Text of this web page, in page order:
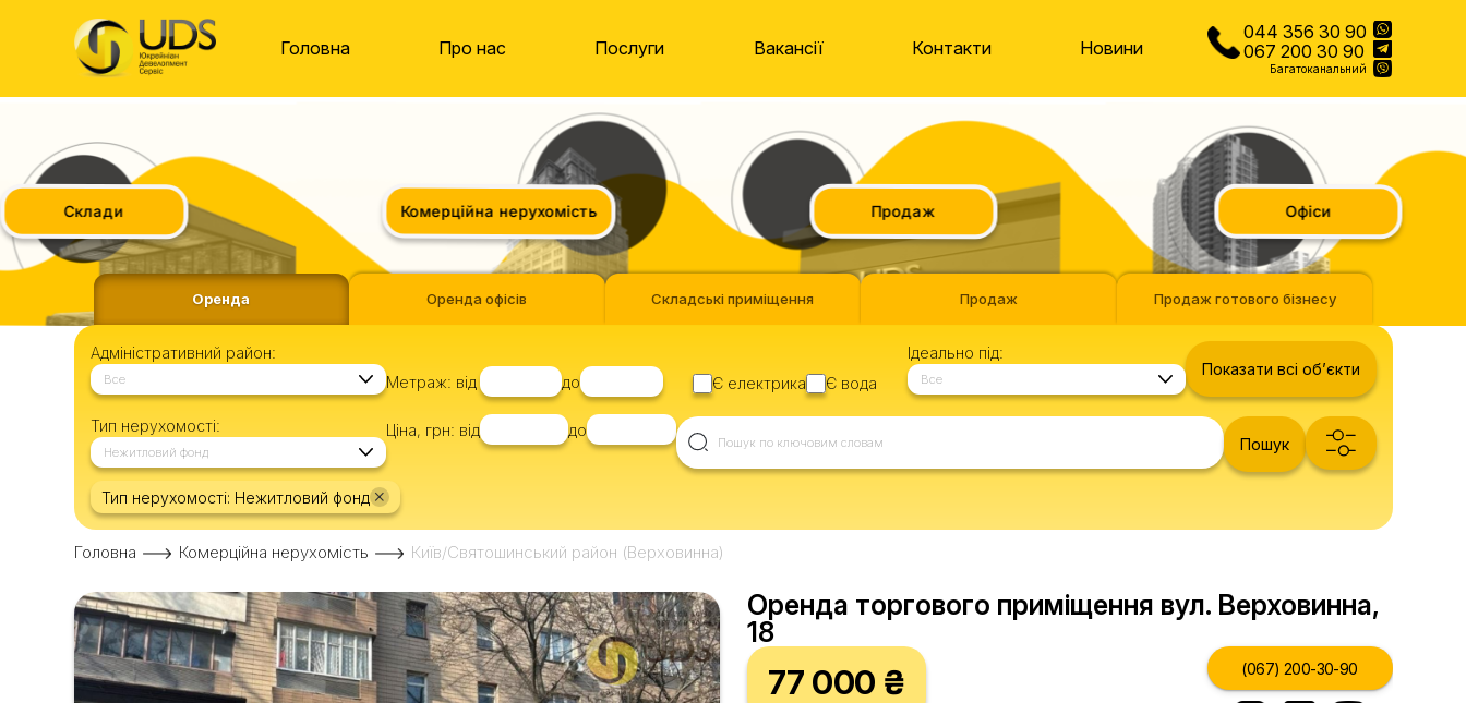
Головна Про нас Послуги Вакансії Контакти Новини
044 356 30 90
067 200 30 90
Багатоканальний
Склади Комерційна нерухомість Продаж Офіси
Оренда Оренда офісів Складські приміщення Продаж Продаж готового бізнесу
Адміністративний район:
Все Метраж: від до Є електрика Є вода
Ідеально під:
Все
Показати всі обʼєкти
Тип нерухомості:
Нежитловий фонд
Ціна, грн: від до
Пошук
Тип нерухомості: Нежитловий фонд ×
Головна Комерційна нерухомість Київ/Святошинський район (Верховинна)
Оренда торгового приміщення вул. Верховинна,
18
77 000 ₴ (067) 200-30-90